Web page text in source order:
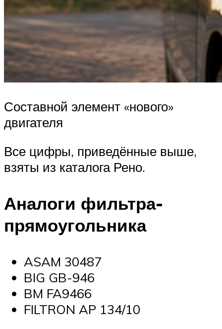
Составной элемент «нового»
двигателя
Все цифры, приведённые выше,
взяты из каталога Рено.
Аналоги фильтра-
прямоугольника
ASAM 30487
BIG GB-946
BM FA9466
FILTRON AP 134/10